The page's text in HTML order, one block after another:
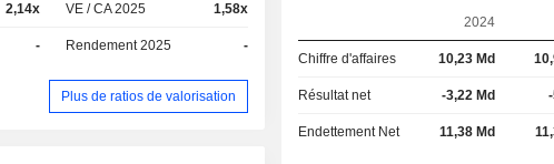
2,14x VE / CA 2025 1,58x
- Rendement 2025 -
Plus de ratios de valorisation
2024
Chiffre d'affaires 10,23 Md
Résultat net -3,22 Md
Endettement Net 11,38 Md